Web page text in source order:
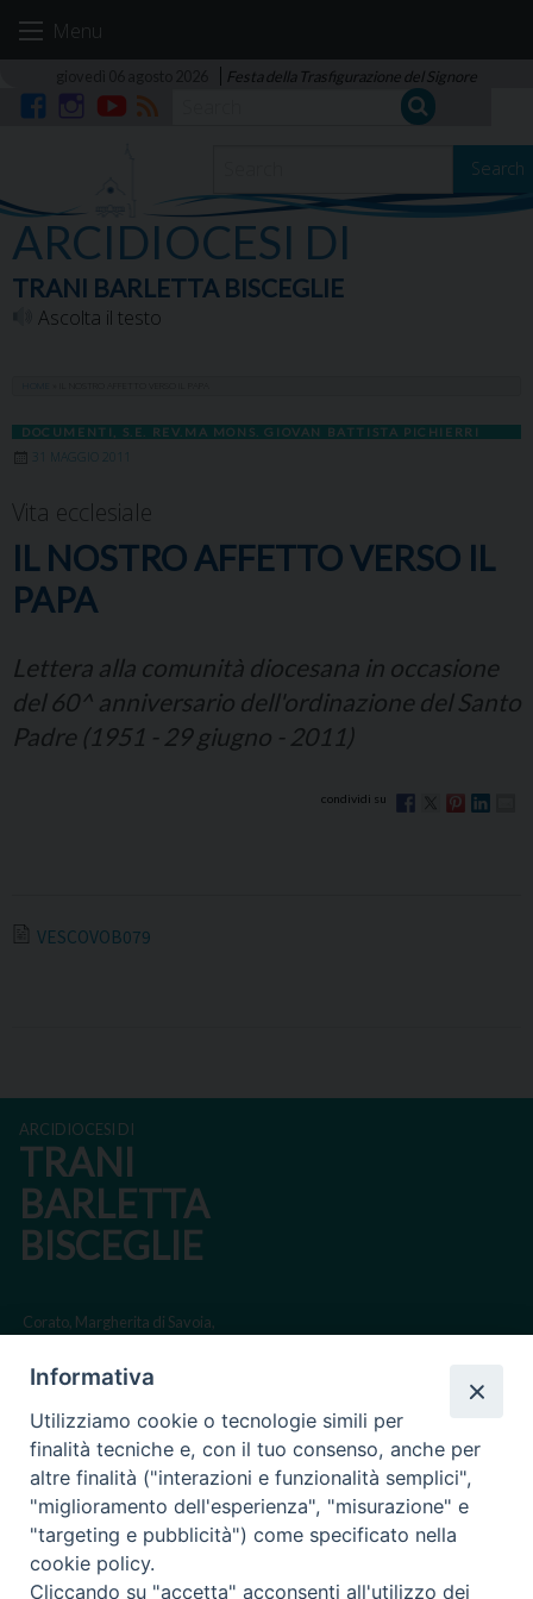
Menu
Festa della Trasfigurazione del Signore
Search
ARCIDIOCESI DI
TRANI BARLETTA BISCEGLIE
Ascolta il testo
DOCUMENTI S.E. REV.MA MONS. GIOVAN BATTISTA PICHIERRI
31 MAGGIO 2011
Vita ecclesiale
IL NOSTRO AFFETTO VERSO IL
PAPA
Lettera alla comunità diocesana in occasione
del 60^ anniversario dell'ordinazione del Santo
Padre (1951 - 29 giugno - 2011)
VESCOVOB079
ARCIDIOCESI DI
TRANI
BARLETTA
BISCEGLIE
Corato, Margherita di Savoia,
Regione ecclesiastica Puglia
Via Beltrani, 9
76125 Trani BT
Centralino Tel. 0883 494211
Informativa
Utilizziamo cookie o tecnologie simili per
finalità tecniche e, con il tuo consenso, anche per
altre finalità ("interazioni e funzionalità semplici",
"miglioramento dell'esperienza", "misurazione" e
"targeting e pubblicità") come specificato nella
cookie policy.
Cliccando su "accetta" acconsenti all'utilizzo dei